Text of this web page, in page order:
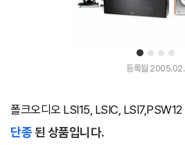
1 2 3 4
등록월 2005.02.
폴크오디오 LSI15, LSIC, LSI7,PSW12
단종된 상품입니다.